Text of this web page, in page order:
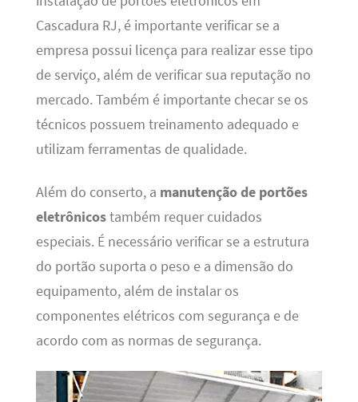
Cascadura RJ, é importante verificar se a
empresa possui licença para realizar esse tipo
de serviço, além de verificar sua reputação no
mercado. Também é importante checar se os
técnicos possuem treinamento adequado e
utilizam ferramentas de qualidade.
Além do conserto, a manutenção de portões
eletrônicostambém requer cuidados
especiais. É necessário verificar se a estrutura
do portão suporta o peso e a dimensão do
equipamento, além de instalar os
componentes elétricos com segurança e de
acordo com as normas de segurança.